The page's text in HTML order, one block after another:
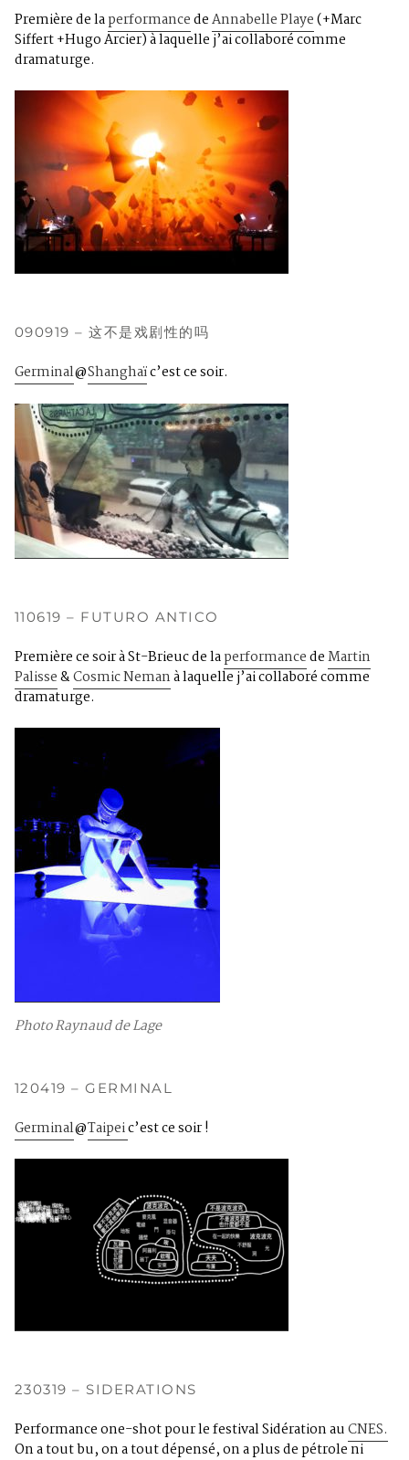
Première de laperformancedeAnnabelle Playe(+Marc
Siffert +Hugo Arcier) à laquelle j’ai collaboré comme
dramaturge.
090919 – 这不是戏剧性的吗
Germinal@Shanghaïc’est ce soir.
110619 – FUTURO ANTICO
Première ce soir à St-Brieuc de laperformancedeMartin
Palisse&Cosmic Nemanà laquelle j’ai collaboré comme
dramaturge.
Photo Raynaud de Lage
120419 – GERMINAL
Germinal@Taipeic’est ce soir !
230319 – SIDERATIONS
Performance one-shot pour le festival Sidération auCNES.
On a tout bu, on a tout dépensé, on a plus de pétrole ni